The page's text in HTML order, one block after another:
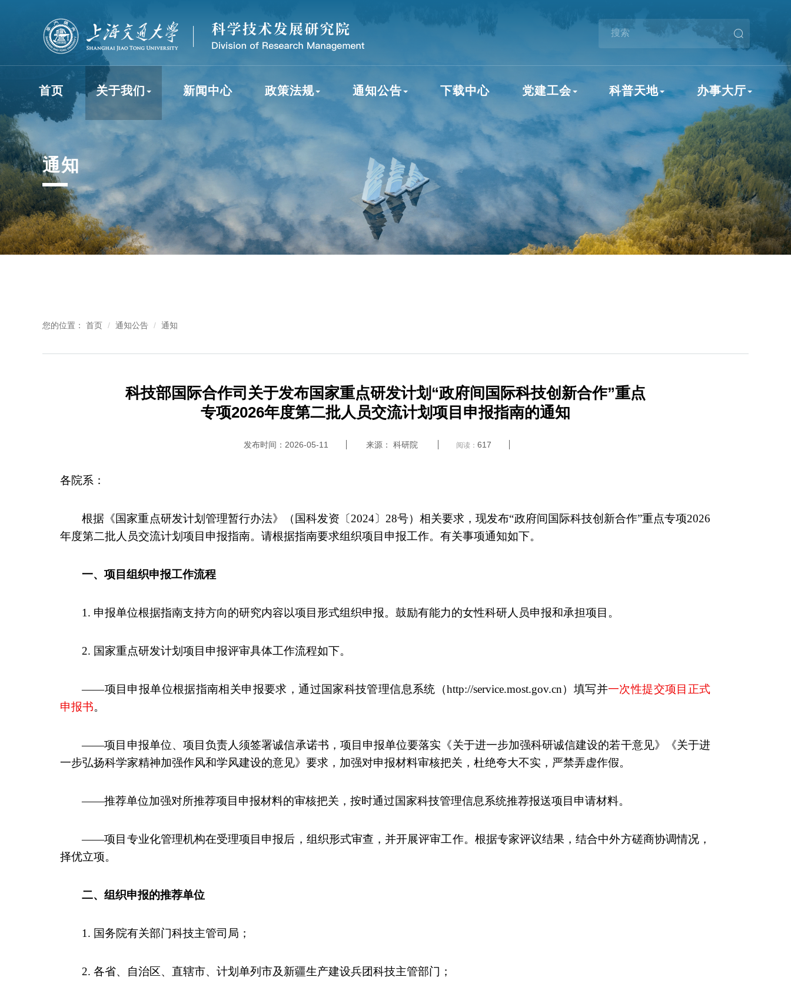
首页 关于我们 新闻中心 政策法规 通知公告 下载中心 党建工会 科普天地 办事大厅
通知
您的位置： 首页 通知公告 通知
科技部国际合作司关于发布国家重点研发计划“政府间国际科技创新合作”重点
专项2026年度第二批人员交流计划项目申报指南的通知
发布时间：2026-05-11 来源： 科研院 阅读： 617
各院系：
根据《国家重点研发计划管理暂行办法》（国科发资〔 2024〕 28号）相关要求，现发布“政府间国际科技创新合作”重点专项2026
年度第二批人员交流计划项目申报指南。请根据指南要求组织项目申报工作。有关事项通知如下。
一、项目组织申报工作流程
1. 申报单位根据指南支持方向的研究内容以项目形式组织申报。鼓励有能力的女性科研人员申报和承担项目。
2. 国家重点研发计划项目申报评审具体工作流程如下。
——项目申报单位根据指南相关申报要求，通过国家科技管理信息系统（http://service.most.gov.cn）填写并一次性提交项目正式
申报书。
——项目申报单位、项目负责人须签署诚信承诺书，项目申报单位要落实《关于进一步加强科研诚信建设的若干意见》《关于进
一步弘扬科学家精神加强作风和学风建设的意见》要求，加强对申报材料审核把关，杜绝夸大不实，严禁弄虚作假。
——推荐单位加强对所推荐项目申报材料的审核把关，按时通过国家科技管理信息系统推荐报送项目申请材料。
——项目专业化管理机构在受理项目申报后，组织形式审查，并开展评审工作。根据专家评议结果，结合中外方磋商协调情况，
择优立项。
二、组织申报的推荐单位
1. 国务院有关部门科技主管司局；
2.各省、自治区、直辖市、计划单列市及新疆生产建设兵团科技主管部门；